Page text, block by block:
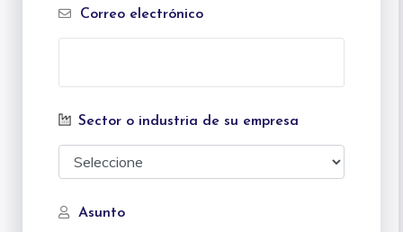
Correo electrónico
Sector o industria de su empresa
Asunto